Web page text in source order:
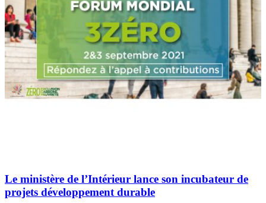
Le ministère de l’Intérieur lance son incubateur de
projets développement durable